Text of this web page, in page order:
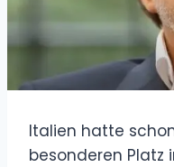
Italien hatte
besonderen Platz